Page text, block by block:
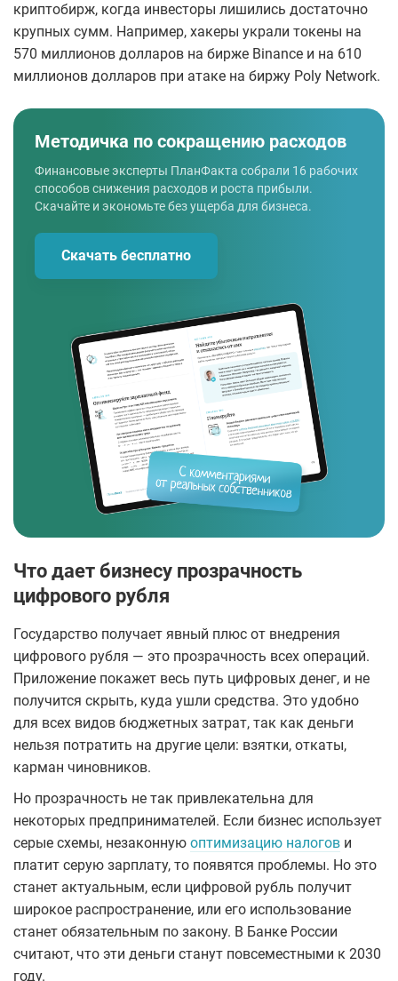
криптобирж, когда инвесторы лишились достаточно
крупных сумм. Например, хакеры украли токены на
570 миллионов долларов на бирже Binance и на 610
миллионов долларов при атаке на биржу Poly Network.
Методичка по сокращению расходов
Финансовые эксперты ПланФакта собрали 16 рабочих
способов снижения расходов и роста прибыли.
Скачайте и экономьте без ущерба для бизнеса.
Скачать бесплатно
Что дает бизнесу прозрачность
цифрового рубля
Государство получает явный плюс от внедрения
цифрового рубля — это прозрачность всех операций.
Приложение покажет весь путь цифровых денег, и не
получится скрыть, куда ушли средства. Это удобно
для всех видов бюджетных затрат, так как деньги
нельзя потратить на другие цели: взятки, откаты,
карман чиновников.
Но прозрачность не так привлекательна для
некоторых предпринимателей. Если бизнес использует
серые схемы, незаконную оптимизацию налогов и
платит серую зарплату, то появятся проблемы. Но это
станет актуальным, если цифровой рубль получит
широкое распространение, или его использование
станет обязательным по закону. В Банке России
считают, что эти деньги станут повсеместными к 2030
году.